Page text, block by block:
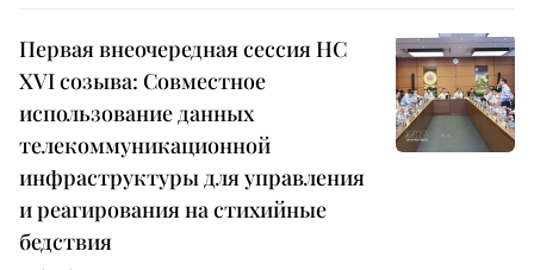
Первая внеочередная сессия НС
XVI созыва: Совместное
использование данных
телекоммуникационной
инфраструктуры для управления
и реагирования на стихийные
бедствия